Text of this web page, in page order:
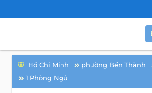
Hồ Chí Minh phường Bến Thành
1 Phòng Ngủ